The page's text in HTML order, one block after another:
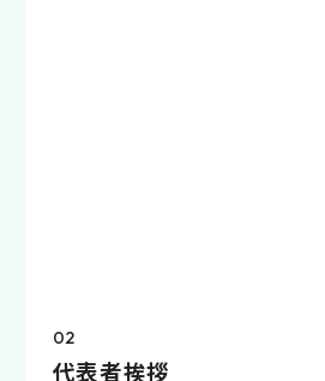
02
代表者挨拶